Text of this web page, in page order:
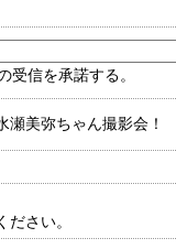
受信を承諾する。
美弥ちゃん撮影会！
さい。